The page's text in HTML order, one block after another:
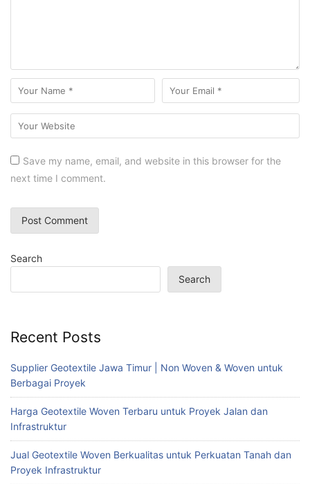
Save my name, email, and website in this browser for the
next time I comment.
Search
Search
Recent Posts
Supplier Geotextile Jawa Timur | Non Woven & Woven untuk
Berbagai Proyek
Harga Geotextile Woven Terbaru untuk Proyek Jalan dan
Infrastruktur
Jual Geotextile Woven Berkualitas untuk Perkuatan Tanah dan
Proyek Infrastruktur